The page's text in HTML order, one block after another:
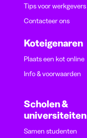
Tips voor werkgevers
Contacteer ons
Koteigenaren
Plaats een kot online
Info & voorwaarden
Scholen &
universiteiten
Samen studenten